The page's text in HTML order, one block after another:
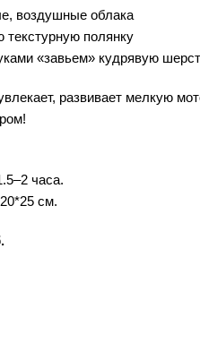
воздушные облака
полянку
«завьем» кудрявую
развивает мелкую
часа.
20*25 см.